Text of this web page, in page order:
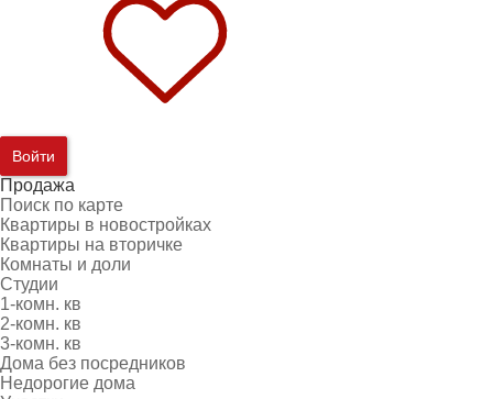
Войти
Продажа
Поиск по карте
Квартиры в новостройках
Квартиры на вторичке
Комнаты и доли
Студии
1-комн. кв
2-комн. кв
3-комн. кв
Дома без посредников
Недорогие дома